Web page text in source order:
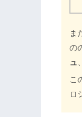
ま
の
ュ
こ
ロ